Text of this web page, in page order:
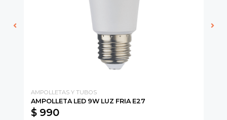
AMPOLLETAS Y TUBOS
AMPOLLETA LED 9W LUZ FRIA E27
$ 990